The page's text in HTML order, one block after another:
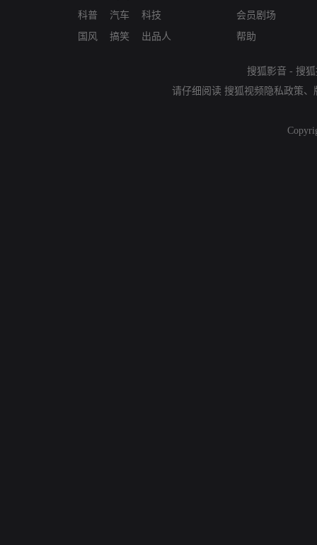
科普
国风
汽车
搞笑
科技
出品人
会员剧场
帮助
搜狐影音 - 搜
请仔细阅读 搜狐视频隐私政策、